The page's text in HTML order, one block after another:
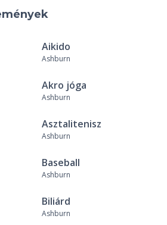
Aikido
Ashburn
Akro jóga
Ashburn
Asztalitenisz
Ashburn
Baseball
Ashburn
Biliárd
Ashburn